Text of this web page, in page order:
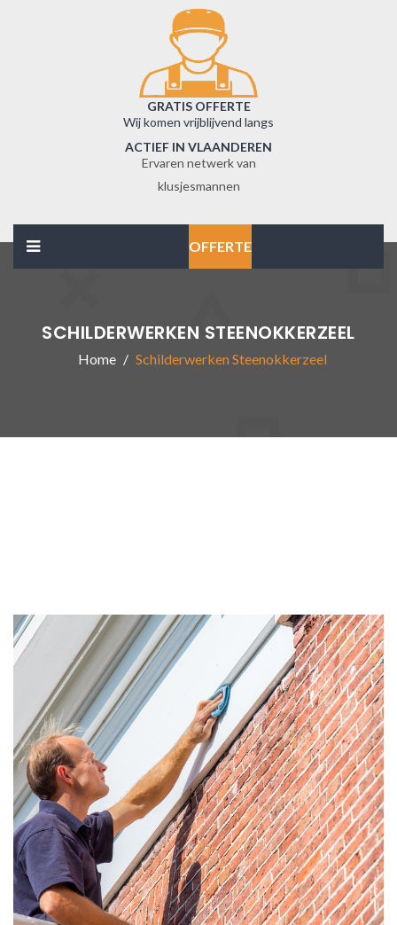
GRATIS OFFERTE
Wij komen vrijblijvend langs
ACTIEF IN VLAANDEREN
Ervaren netwerk van
klusjesmannen
OFFERTE
SCHILDERWERKEN STEENOKKERZEEL
Home Schilderwerken Steenokkerzeel